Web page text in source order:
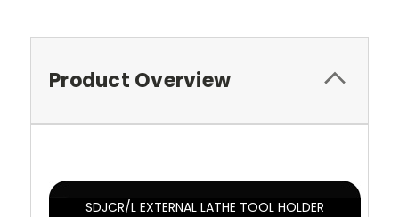
Product Overview
SDJCR/L EXTERNAL LATHE TOOL HOLDER